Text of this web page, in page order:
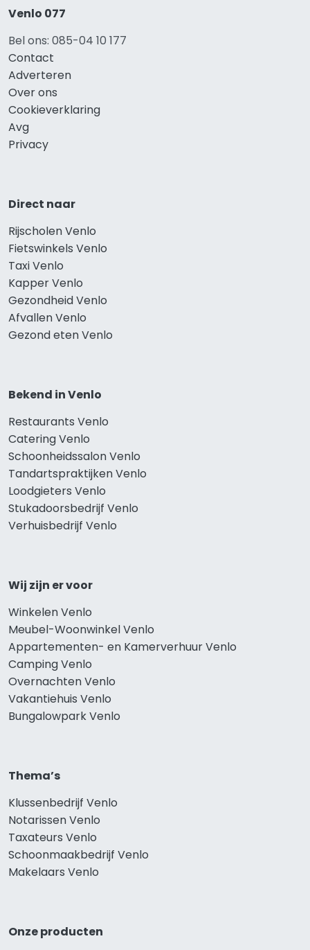
Venlo 077
Bel ons: 085-04 10 177
Contact
Adverteren
Over ons
Cookieverklaring
Avg
Privacy
Direct naar
Rijscholen Venlo
Fietswinkels Venlo
Taxi Venlo
Kapper Venlo
Gezondheid Venlo
Afvallen Venlo
Gezond eten Venlo
Bekend in Venlo
Restaurants Venlo
Catering Venlo
Schoonheidssalon Venlo
Tandartspraktijken Venlo
Loodgieters Venlo
Stukadoorsbedrijf Venlo
Verhuisbedrijf Venlo
Wij zijn er voor
Winkelen Venlo
Meubel-Woonwinkel Venlo
Appartementen- en Kamerverhuur Venlo
Camping Venlo
Overnachten Venlo
Vakantiehuis Venlo
Bungalowpark Venlo
Thema’s
Klussenbedrijf Venlo
Notarissen Venlo
Taxateurs Venlo
Schoonmaakbedrijf Venlo
Makelaars Venlo
Onze producten